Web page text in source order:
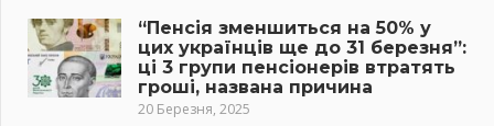
“Пенсія зменшиться на 50% у
цих українців ще до 31 березня”:
ці 3 групи пенсіонерів втратять
гроші, названа причина
20 Березня, 2025